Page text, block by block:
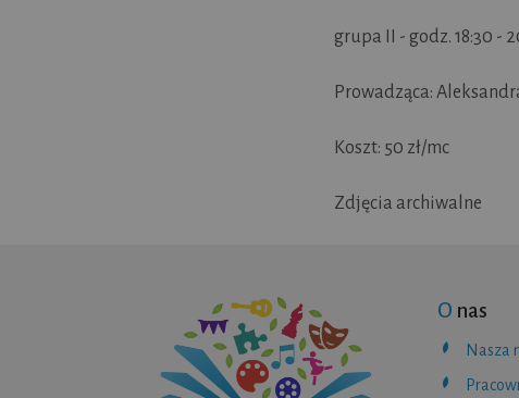
grupa II - godz. 18:30 -
Prowadząca:
Koszt: 50 zł/mc
Zdjęcia archiwalne
O nas
Nasza